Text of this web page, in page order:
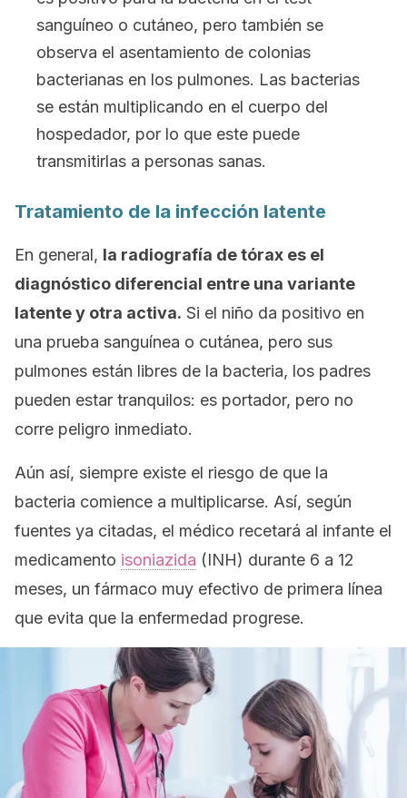
sanguíneo o cutáneo, pero también se
observa el asentamiento de colonias
bacterianas en los pulmones. Las bacterias
se están multiplicando en el cuerpo del
hospedador, por lo que este puede
transmitirlas a personas sanas.
Tratamiento de la infección latente
En general, la radiografía de tórax es el
diagnóstico diferencial entre una variante
latente y otra activa. Si el niño da positivo en
una prueba sanguínea o cutánea, pero sus
pulmones están libres de la bacteria, los padres
pueden estar tranquilos: es portador, pero no
corre peligro inmediato.
Aún así, siempre existe el riesgo de que la
bacteria comience a multiplicarse. Así, según
fuentes ya citadas, el médico recetará al infante el
medicamento isoniazida (INH) durante 6 a 12
meses, un fármaco muy efectivo de primera línea
que evita que la enfermedad progrese.